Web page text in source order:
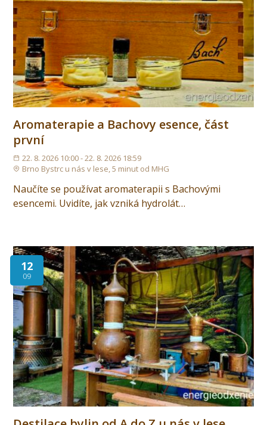
Aromaterapie a Bachovy esence, část
první
22. 8. 2026 10:00 - 22. 8. 2026 18:59
Brno Bystrc u nás v lese, 5 minut od MHG
Naučíte se používat aromaterapii s Bachovými
esencemi. Uvidíte, jak vzniká hydrolát…
12
09